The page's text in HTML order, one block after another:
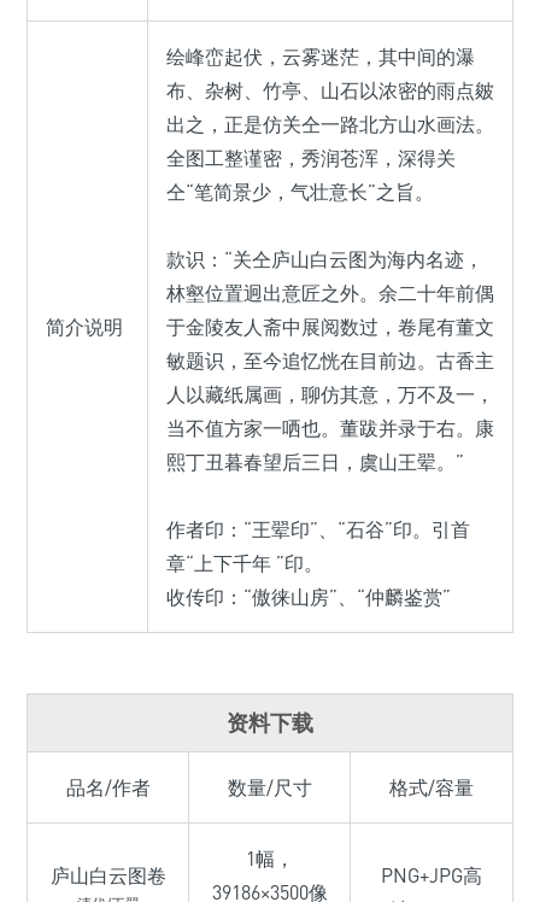
简介说明
绘峰峦起伏，云雾迷茫，其中间的瀑
布、杂树、竹亭、山石以浓密的雨点皴
出之，正是仿关仝一路北方山水画法。
全图工整谨密，秀润苍浑，深得关
仝“笔简景少，气壮意长”之旨。
款识：“关仝庐山白云图为海内名迹，
林壑位置迥出意匠之外。余二十年前偶
于金陵友人斋中展阅数过，卷尾有董文
敏题识，至今追忆恍在目前边。古香主
人以藏纸属画，聊仿其意，万不及一，
当不值方家一哂也。董跋并录于右。康
熙丁丑暮春望后三日，虞山王翚。”
作者印：“王翚印”、“石谷”印。引首
章“上下千年 ”印。
收传印：“傲徕山房”、“仲麟鉴赏”
资料下载
品名/作者 数量/尺寸 格式/容量
庐山白云图卷
1幅，
39186×3500像
PNG+JPG高